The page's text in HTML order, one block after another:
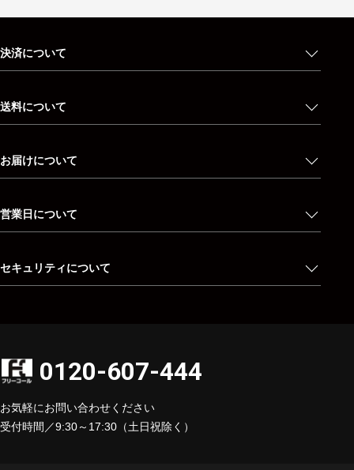
決済について
送料について
お届けについて
営業日について
セキュリティについて
0120-607-444
お気軽にお問い合わせください
受付時間／9:30～17:30（土日祝除く）